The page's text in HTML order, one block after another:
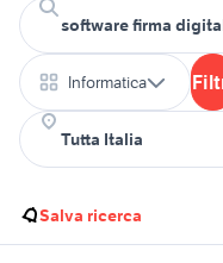
Informatica
Salva ricerca